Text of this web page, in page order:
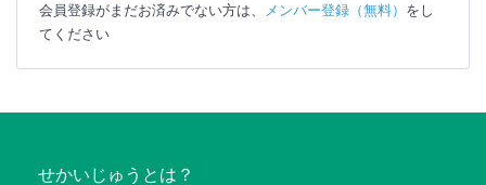
会員登録がまだお済みでない方は、
メンバー登録（無料） をし
てください
せかいじゅうとは？